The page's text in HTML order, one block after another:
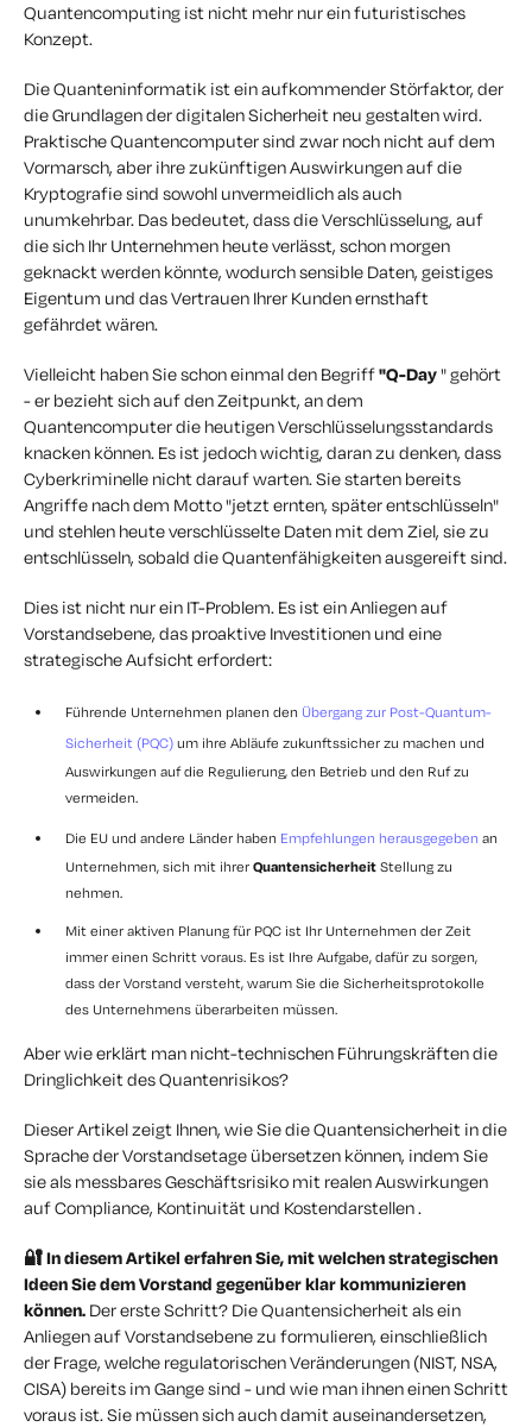
Quantencomputing ist nicht mehr nur ein futuristisches
Konzept.
Die Quanteninformatik ist ein aufkommender Störfaktor, der
die Grundlagen der digitalen Sicherheit neu gestalten wird.
Praktische Quantencomputer sind zwar noch nicht auf dem
Vormarsch, aber ihrezukünftigen Auswirkungen auf die
Kryptografie sind sowohl unvermeidlich als auch
unumkehrbar. Das bedeutet, dass die Verschlüsselung, auf
die sich Ihr Unternehmen heute verlässt, schon morgen
geknackt werden könnte, wodurch sensible Daten, geistiges
Eigentum und das Vertrauen Ihrer Kunden ernsthaft
gefährdet wären.
Vielleicht haben Sie schon einmal den Begriff"Q-Day"gehört
- er bezieht sich auf den Zeitpunkt, an dem
Quantencomputer die heutigen Verschlüsselungsstandards
knacken können. Es ist jedoch wichtig, daran zu denken, dass
Cyberkriminelle nicht darauf warten. Sie starten bereits
Angriffe nach dem Motto "jetzt ernten, später entschlüsseln"
und stehlen heute verschlüsselte Daten mit dem Ziel, sie zu
entschlüsseln, sobald die Quantenfähigkeiten ausgereift sind.
Dies ist nicht nur ein IT-Problem. Es istein Anliegen auf
Vorstandsebene, das proaktive Investitionen und eine
strategische Aufsicht erfordert:
Führende Unternehmen planen den Übergang zur Post-Quantum-
Sicherheit (PQC) um ihre Abläufe zukunftssicher zu machen und
Auswirkungen auf die Regulierung, den Betrieb und den Ruf zu
vermeiden.
Die EU und andere Länder haben Empfehlungen herausgegeben an
Unternehmen, sich mit ihrer Quantensicherheit Stellung zu
nehmen.
Mit einer aktiven Planung für PQC ist Ihr Unternehmen der Zeit
immer einen Schritt voraus. Es ist Ihre Aufgabe, dafür zu sorgen,
dass der Vorstand versteht, warum Sie die Sicherheitsprotokolle
des Unternehmens überarbeiten müssen.
Aber wie erklärt man nicht-technischen Führungskräften die
Dringlichkeit des Quantenrisikos?
Dieser Artikel zeigt Ihnen, wie Sie die Quantensicherheit in die
Sprache der Vorstandsetage übersetzen können, indem Sie
sie als messbares Geschäftsrisiko mit realen Auswirkungen
auf Compliance, Kontinuität und Kostendarstellen.
🔐 In diesem Artikel erfahren Sie, mit welchen strategischen
Ideen Sie dem Vorstand gegenüber klar kommunizieren
können. Der erste Schritt? Die Quantensicherheit als ein
Anliegen auf Vorstandsebene zu formulieren, einschließlich
der Frage, welche regulatorischen Veränderungen (NIST, NSA,
CISA) bereits im Gange sind - und wie man ihnen einen Schritt
voraus ist. Sie müssen sich auch damit auseinandersetzen,